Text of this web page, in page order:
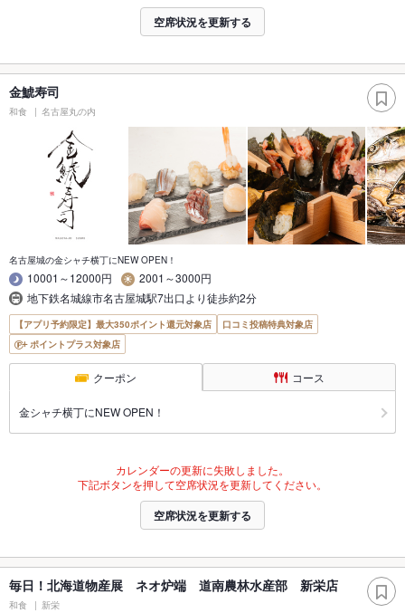
空席状況を更新する
金鯱寿司
和食 名古屋丸の内
名古屋城の金シャチ横丁にNEW OPEN！
10001～12000円
2001～3000円
地下鉄名城線市名古屋城駅7出口より徒歩約2分
【アプリ予約限定】最大350ポイント還元対象店
口コミ投稿特典対象店
ポイントプラス対象店
クーポン コース
金シャチ横丁にNEW OPEN！
カレンダーの更新に失敗しました。
下記ボタンを押して空席状況を更新してください。
空席状況を更新する
毎日！北海道物産展 ネオ炉端 道南農林水産部 新栄店
和食 新栄